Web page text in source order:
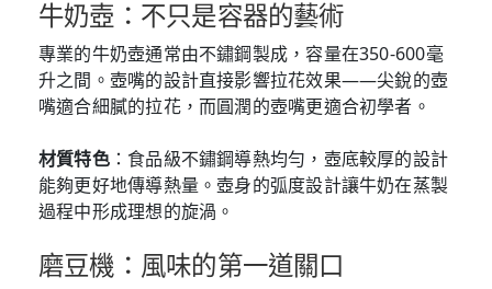
牛奶壺：不只是容器的藝術
專業的牛奶壺通常由不鏽鋼製成，容量在350-600毫
升之間。壺嘴的設計直接影響拉花效果——尖銳的壺
嘴適合細膩的拉花，而圓潤的壺嘴更適合初學者。
材質特色：食品級不鏽鋼導熱均勻，壺底較厚的設計
能夠更好地傳導熱量。壺身的弧度設計讓牛奶在蒸製
過程中形成理想的旋渦。
磨豆機：風味的第一道關口